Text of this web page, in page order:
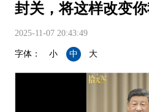
封关，将这样改变
2025-11-07 20:43:49
字体： 小 中 大